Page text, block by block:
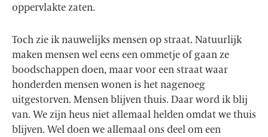
oppervlakte zaten.
Toch zie ik nauwelijks mensen op straat. Natuurlijk
maken mensen wel eens een ommetje of gaan ze
boodschappen doen, maar voor een straat waar
honderden mensen wonen is het nagenoeg
uitgestorven. Mensen blijven thuis. Daar word ik blij
van. We zijn heus niet allemaal helden omdat we thuis
blijven. Wel doen we allemaal ons deel om een